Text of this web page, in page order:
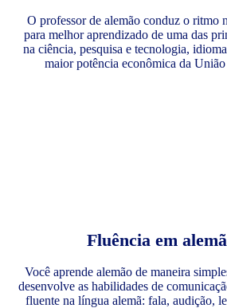
O professor de alemão conduz o ritmo
para melhor aprendizado de uma das
na ciência, pesquisa e tecnologia,
maior potência econômica da
Fluência em
Você aprende alemão de maneira
desenvolve as habilidades de
fluente na língua alemã: fala, audição,